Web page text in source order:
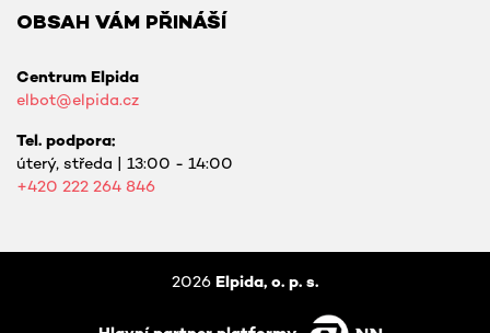
OBSAH VÁM PŘINÁŠÍ
Centrum Elpida
elbot@elpida.cz
Tel. podpora:
úterý, středa | 13:00 - 14:00
+420 222 264 846
2026 Elpida, o. p. s.